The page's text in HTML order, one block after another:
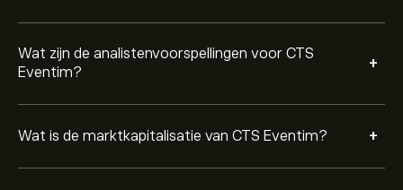
Wat zijn de analistenvoorspellingen voor CTS
Eventim?
+
Wat is de marktkapitalisatie van CTS Eventim? +